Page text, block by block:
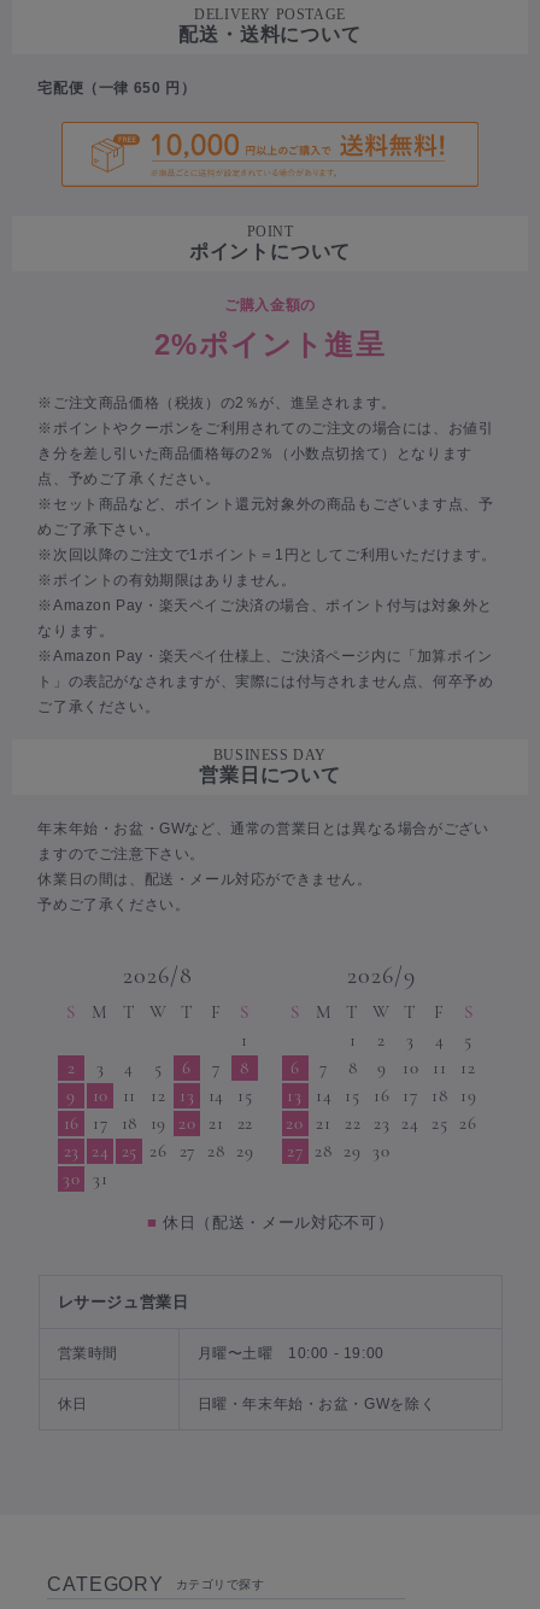
DELIVERY POSTAGE
配送・送料について
宅配便（一律 650 円）
POINT
ポイントについて
ご購入金額の
2%ポイント進呈
※ご注文商品価格（税抜）の2％が、進呈されます。
※ポイントやクーポンをご利用されてのご注文の場合には、お値引
き分を差し引いた商品価格毎の2％（小数点切捨て）となります
点、予めご了承ください。
※セット商品など、ポイント還元対象外の商品もございます点、予
めご了承下さい。
※次回以降のご注文で1ポイント＝1円としてご利用いただけます。
※ポイントの有効期限はありません。
※Amazon Pay・楽天ペイご決済の場合、ポイント付与は対象外と
なります。
※Amazon Pay・楽天ペイ仕様上、ご決済ページ内に「加算ポイン
ト」の表記がなされますが、実際には付与されません点、何卒予め
ご了承ください。
BUSINESS DAY
営業日について
年末年始・お盆・GWなど、通常の営業日とは異なる場合がござい
ますのでご注意下さい。
休業日の間は、配送・メール対応ができません。
予めご了承ください。
2026/8
S M T W T F
S
1
2
3 4 5 6 7
8
9
10 11 12 13 14
15
16
17 18 19 20 21
22
23
24 25 26 27 28
29
30
31
2026/9
S M T W T F
S
1
2 3 4
5
6
7 8 9 10 11
12
13
14 15 16 17 18
19
20
21 22 23 24 25
26
27
28 29 30
■ 休日（配送・メール対応不可）
レサージュ営業日
営業時間 月曜〜土曜 10:00 - 19:00
休日 日曜・年末年始・お盆・GWを除く
CATEGORY カテゴリで探す